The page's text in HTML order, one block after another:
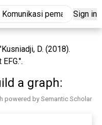
Sign in
D. (2018).
a graph:
powered by Semantic Scholar